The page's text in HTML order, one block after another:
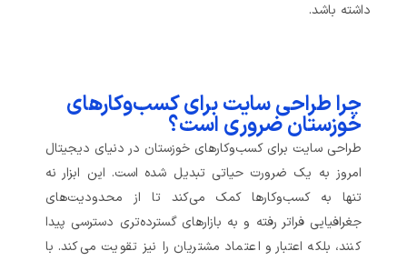
داشته باشد.
چرا طراحی سایت برای کسب‌وکارهای
خوزستان ضروری است؟
طراحی سایت برای کسب‌وکارهای خوزستان در دنیای دیجیتال
امروز به یک ضرورت حیاتی تبدیل شده است. این ابزار نه
تنها به کسب‌وکارها کمک می‌کند تا از محدودیت‌های
جغرافیایی فراتر رفته و به بازارهای گسترده‌تری دسترسی پیدا
کنند، بلکه اعتبار و اعتماد مشتریان را نیز تقویت می‌کند. با